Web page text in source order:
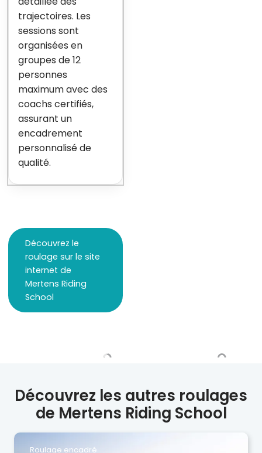
trajectoires. Les
sessions sont
organisées en
groupes de 12
personnes
maximum avec des
coachs certifiés,
assurant un
encadrement
personnalisé de
qualité.
Découvrez le
roulage sur le site
internet de
Mertens Riding
School
Découvrez les autres roulages
de Mertens Riding School
Roulage encadré